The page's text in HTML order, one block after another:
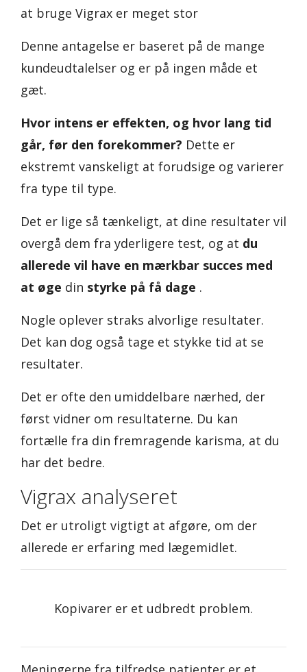
at bruge Vigrax er meget stor
Denne antagelse er baseret på de mange
kundeudtalelser og er på ingen måde et
gæt.
Hvor intens er effekten, og hvor lang tid
går, før den forekommer? Dette er
ekstremt vanskeligt at forudsige og varierer
fra type til type.
Det er lige så tænkeligt, at dine resultater vil
overgå dem fra yderligere test, og at du
allerede vil have en mærkbar succes med
at øge din styrke på få dage .
Nogle oplever straks alvorlige resultater.
Det kan dog også tage et stykke tid at se
resultater.
Det er ofte den umiddelbare nærhed, der
først vidner om resultaterne. Du kan
fortælle fra din fremragende karisma, at du
har det bedre.
Vigrax analyseret
Det er utroligt vigtigt at afgøre, om der
allerede er erfaring med lægemidlet.
Kopivarer er et udbredt problem.